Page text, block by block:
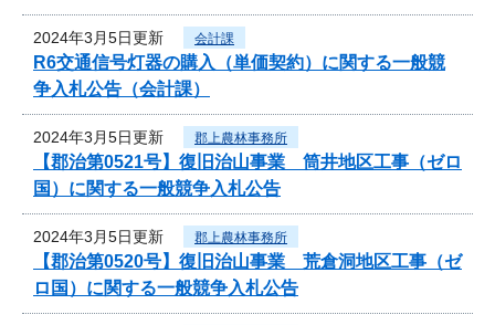
2024年3月5日更新 会計課
R6交通信号灯器の購入（単価契約）に関する一般競
争入札公告（会計課）
2024年3月5日更新 郡上農林事務所
【郡治第0521号】復旧治山事業 筒井地区工事（ゼロ
国）に関する一般競争入札公告
2024年3月5日更新 郡上農林事務所
【郡治第0520号】復旧治山事業 荒倉洞地区工事（ゼ
ロ国）に関する一般競争入札公告